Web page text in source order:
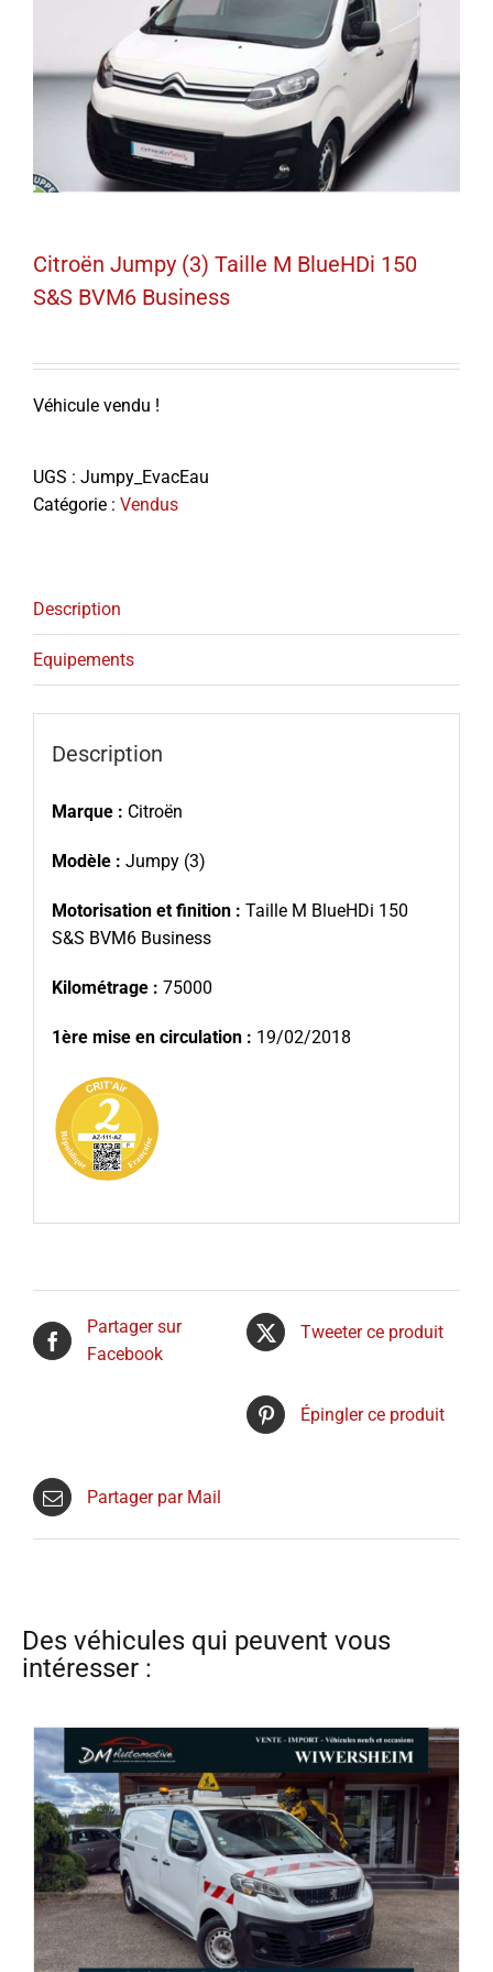
Citroën Jumpy (3) Taille M BlueHDi 150
S&S BVM6 Business
Véhicule vendu !
UGS : Jumpy_EvacEau
Catégorie : Vendus
Description
Equipements
Description
Marque : Citroën
Modèle : Jumpy (3)
Motorisation et finition : Taille M BlueHDi 150
S&S BVM6 Business
Kilométrage : 75000
1ère mise en circulation : 19/02/2018
Partager sur
Facebook
Tweeter ce produit
Épingler ce produit
Partager par Mail